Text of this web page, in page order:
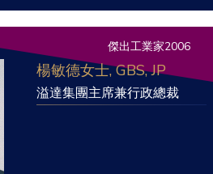
傑出工業家2006
楊敏德女士, GBS, JP
溢達集團主席兼行政總裁